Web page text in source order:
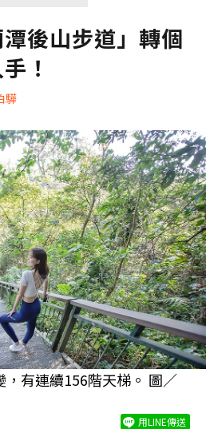
後山步道」轉個
！
驊
有連續156階天梯。 圖／
用LINE傳送